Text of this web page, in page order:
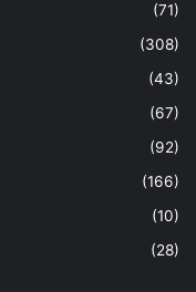
(71)
(308)
(43)
(67)
(92)
(166)
(10)
(28)